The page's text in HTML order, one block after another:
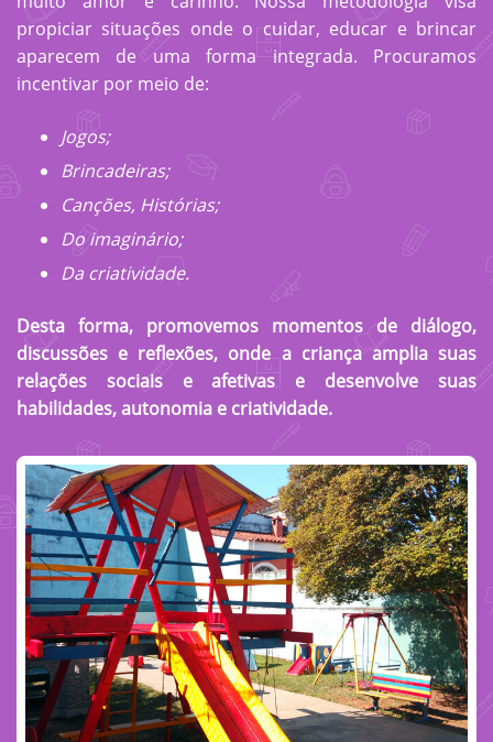
propiciar situações onde o cuidar, educar e brincar
aparecem de uma forma integrada. Procuramos
incentivar por meio de:
Jogos;
Brincadeiras;
Canções, Histórias;
Do imaginário;
Da criatividade.
Desta forma, promovemos momentos de diálogo,
discussões e reflexões, onde a criança amplia suas
relações sociais e afetivas e desenvolve suas
habilidades, autonomia e criatividade.